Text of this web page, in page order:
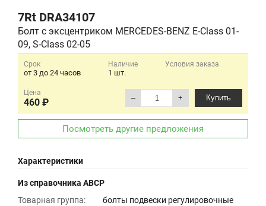
7Rt DRA34107
Болт с эксцентриком MERCEDES-BENZ E-Class 01-
09, S-Class 02-05
Срок
от 3 до 24 часов
Наличие
1 шт.
Условия заказа
Цена
460 ₽ – + Купить
Посмотреть другие предложения
Характеристики
Из справочника ABCP
Товарная группа:
болты подвески регулировочные